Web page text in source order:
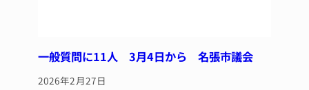
一般質問に11人 3月4日から 名張市議会
2026年2月27日